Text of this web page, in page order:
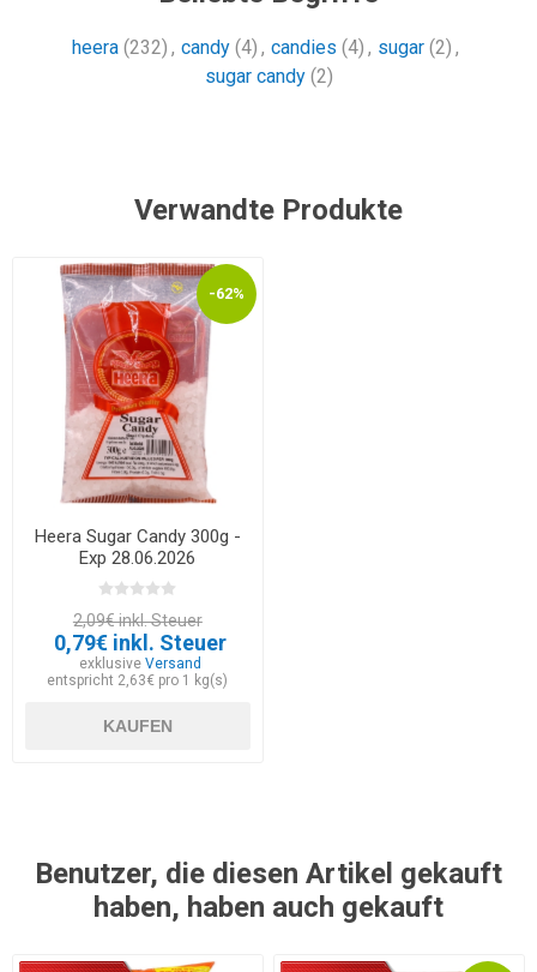
heera (232) , candy (4) , candies (4) , sugar (2) ,
sugar candy (2)
Verwandte Produkte
-62%
Heera Sugar Candy 300g -
Exp 28.06.2026
2,09€ inkl. Steuer
0,79€ inkl. Steuer
exklusiveVersand
entspricht 2,63€ pro 1 kg(s)
KAUFEN
Benutzer, die diesen Artikel gekauft
haben, haben auch gekauft